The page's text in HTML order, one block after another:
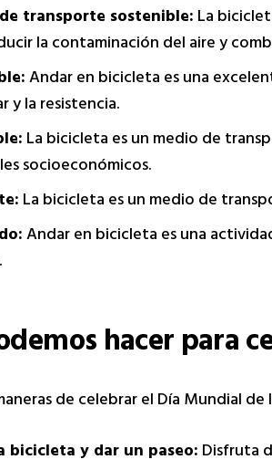
transporte sostenible:La
la contaminación del aire y
Andar en bicicleta es una
y la resistencia.
La bicicleta es un medio de
socioeconómicos.
La bicicleta es un medio de
Andar en bicicleta es una
hacer para
de celebrar el Día Mundial de
bicicleta y dar un paseo:Disfruta